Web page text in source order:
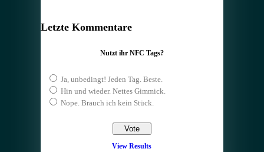
Letzte Kommentare
Nutzt ihr NFC Tags?
Ja, unbedingt! Jeden Tag. Beste.
Hin und wieder. Nettes Gimmick.
Nope. Brauch ich kein Stück.
View Results